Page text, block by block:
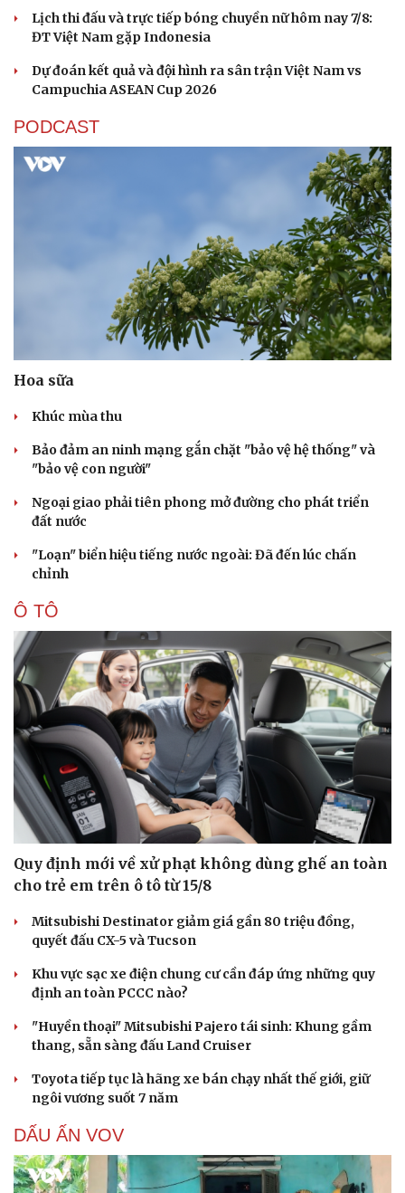
Lịch thi đấu và trực tiếp bóng chuyền nữ hôm nay 7/8:
ĐT Việt Nam gặp Indonesia
Dự đoán kết quả và đội hình ra sân trận Việt Nam vs
Campuchia ASEAN Cup 2026
PODCAST
Hoa sữa
Khúc mùa thu
Bảo đảm an ninh mạng gắn chặt "bảo vệ hệ thống" và
"bảo vệ con người"
Ngoại giao phải tiên phong mở đường cho phát triển
đất nước
"Loạn" biển hiệu tiếng nước ngoài: Đã đến lúc chấn
chỉnh
Ô TÔ
Quy định mới về xử phạt không dùng ghế an toàn
cho trẻ em trên ô tô từ 15/8
Mitsubishi Destinator giảm giá gần 80 triệu đồng,
quyết đấu CX-5 và Tucson
Khu vực sạc xe điện chung cư cần đáp ứng những quy
định an toàn PCCC nào?
"Huyền thoại" Mitsubishi Pajero tái sinh: Khung gầm
thang, sẵn sàng đấu Land Cruiser
Toyota tiếp tục là hãng xe bán chạy nhất thế giới, giữ
ngôi vương suốt 7 năm
DẤU ẤN VOV